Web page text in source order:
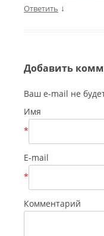
Ответить ↓
Добавить
Ваш e-mail не
Имя
*
E-mail
*
Комментарий